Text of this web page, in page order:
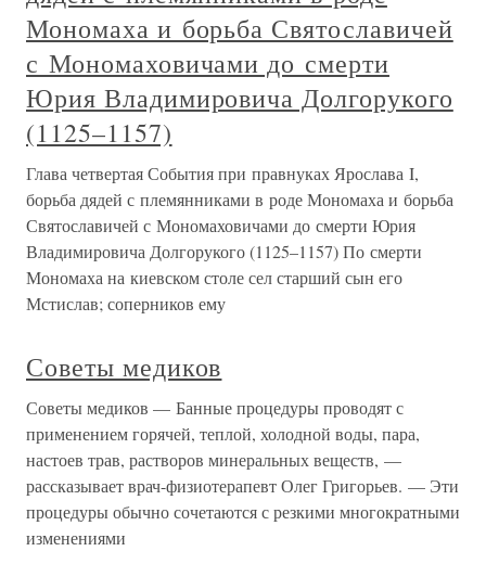
Мономаха и борьба Святославичей
с Мономаховичами до смерти
Юрия Владимировича Долгорукого
(1125–1157)
Глава четвертая События при правнуках Ярослава I,
борьба дядей с племянниками в роде Мономаха и борьба
Святославичей с Мономаховичами до смерти Юрия
Владимировича Долгорукого (1125–1157) По смерти
Мономаха на киевском столе сел старший сын его
Мстислав; соперников ему
Советы медиков
Советы медиков — Банные процедуры проводят с
применением горячей, теплой, холодной воды, пара,
настоев трав, растворов минеральных веществ, —
рассказывает врач-физиотерапевт Олег Григорьев. — Эти
процедуры обычно сочетаются с резкими многократными
изменениями